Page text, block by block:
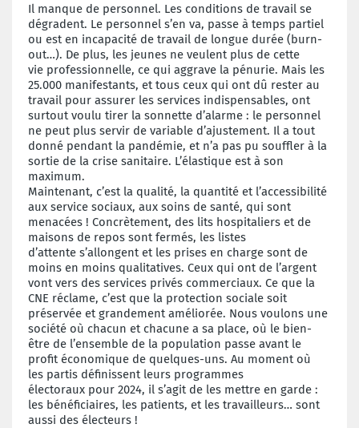
Il manque de personnel. Les conditions de travail se
dégradent. Le personnel s’en va, passe à temps partiel
ou est en incapacité de travail de longue durée (burn-
out…). De plus, les jeunes ne veulent plus de cette
vie professionnelle, ce qui aggrave la pénurie. Mais les
25.000 manifestants, et tous ceux qui ont dû rester au
travail pour assurer les services indispensables, ont
surtout voulu tirer la sonnette d’alarme : le personnel
ne peut plus servir de variable d’ajustement. Il a tout
donné pendant la pandémie, et n’a pas pu souffler à la
sortie de la crise sanitaire. L’élastique est à son
maximum.
Maintenant, c’est la qualité, la quantité et l’accessibilité
aux service sociaux, aux soins de santé, qui sont
menacées ! Concrètement, des lits hospitaliers et de
maisons de repos sont fermés, les listes
d’attente s’allongent et les prises en charge sont de
moins en moins qualitatives. Ceux qui ont de l’argent
vont vers des services privés commerciaux. Ce que la
CNE réclame, c’est que la protection sociale soit
préservée et grandement améliorée. Nous voulons une
société où chacun et chacune a sa place, où le bien-
être de l’ensemble de la population passe avant le
profit économique de quelques-uns. Au moment où
les partis définissent leurs programmes
électoraux pour 2024, il s’agit de les mettre en garde :
les bénéficiaires, les patients, et les travailleurs… sont
aussi des électeurs !